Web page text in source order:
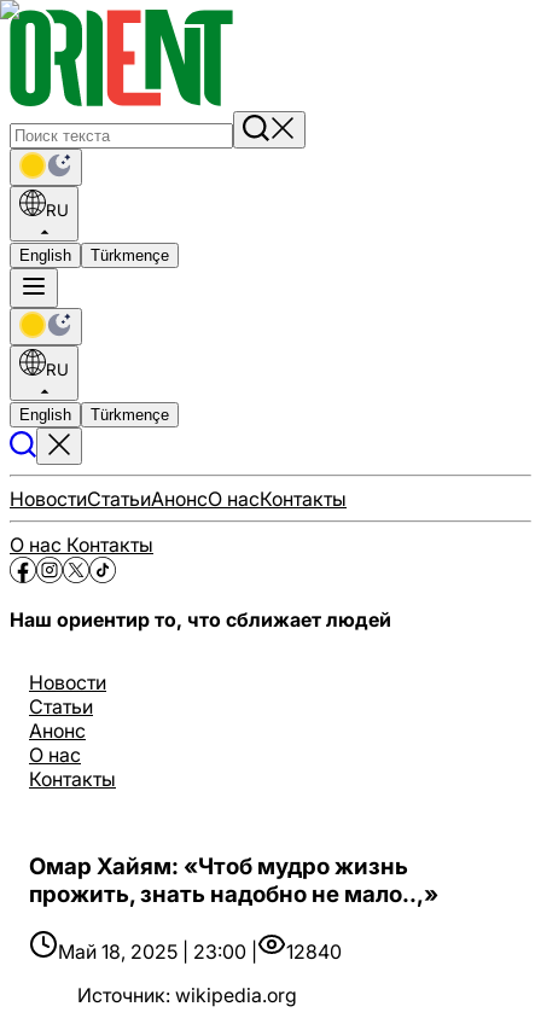
RU
English Türkmençe
RU
English Türkmençe
НовостиСтатьиАнонсО насКонтакты
О нас Контакты
Наш ориентир то, что сближает людей
Новости
Статьи
Анонс
О нас
Контакты
Омар Хайям: «Чтоб мудро жизнь
прожить, знать надобно не мало..,»
Май 18, 2025 | 23:00 |
12840
Источник: wikipedia.org